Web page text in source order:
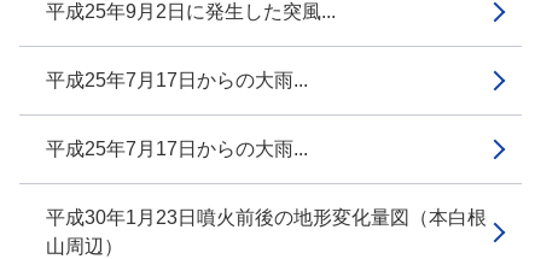
平成25年9月2日に発生した突風...
平成25年7月17日からの大雨...
平成25年7月17日からの大雨...
平成30年1月23日噴火前後の地形変化量図（本白根
山周辺）